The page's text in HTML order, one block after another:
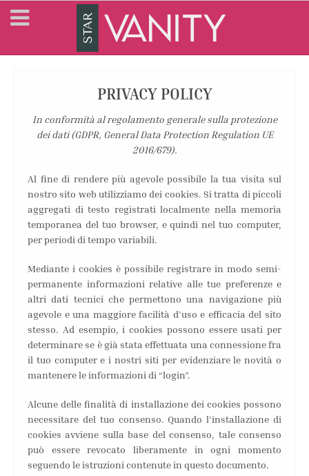
PRIVACY POLICY
In conformità al regolamento generale sulla protezione
dei dati (GDPR, General Data Protection Regulation UE
2016/679).
Al fine di rendere più agevole possibile la tua visita sul
nostro sito web utilizziamo dei cookies. Si tratta di piccoli
aggregati di testo registrati localmente nella memoria
temporanea del tuo browser, e quindi nel tuo computer,
per periodi di tempo variabili.
Mediante i cookies è possibile registrare in modo semi-
permanente informazioni relative alle tue preferenze e
altri dati tecnici che permettono una navigazione più
agevole e una maggiore facilità d’uso e efficacia del sito
stesso. Ad esempio, i cookies possono essere usati per
determinare se è già stata effettuata una connessione fra
il tuo computer e i nostri siti per evidenziare le novità o
mantenere le informazioni di “login”.
Alcune delle finalità di installazione dei cookies possono
necessitare del tuo consenso. Quando l’installazione di
cookies avviene sulla base del consenso, tale consenso
può essere revocato liberamente in ogni momento
seguendo le istruzioni contenute in questo documento.